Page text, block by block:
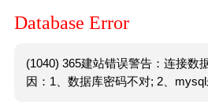
Database Error
(1040) 365建站错误警告：连接数
因：1、数据库密码不对; 2、mysql